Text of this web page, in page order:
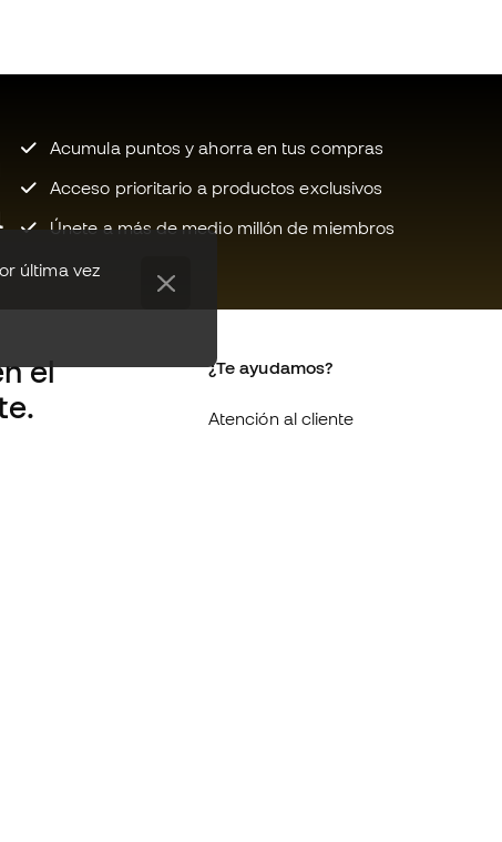
última vez
Acumula puntos y ahorra en tus compras
Acceso prioritario a productos exclusivos
Únete a más de medio millón de miembros
el
¿Te ayudamos?
Atención al cliente